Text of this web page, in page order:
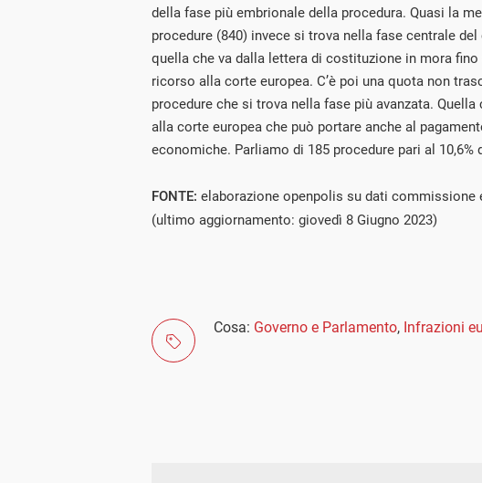
della fase più embrionale della procedura. Quasi la
procedure (840) invece si trova nella fase centrale
quella che va dalla lettera di costituzione in mora fino
ricorso alla corte europea. C’è poi una quota non
procedure che si trova nella fase più avanzata.
alla corte europea che può portare anche al
economiche. Parliamo di 185 procedure pari al 10,6%
FONTE: elaborazione openpolis su dati commissione
(ultimo aggiornamento: giovedì 8 Giugno 2023)
Cosa: Governo e Parlamento, Infrazioni